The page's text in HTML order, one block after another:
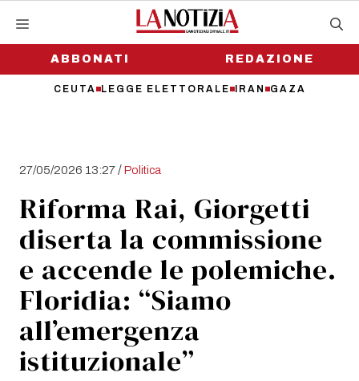
contenutoABBONATI
CEUTA LEGGE ELETTORALE IRAN GAZA
REDAZIONE
27/05/2026 13:27/Politica
Riforma Rai, Giorgetti
diserta la commissione
e accende le polemiche.
Floridia: “Siamo
all’emergenza
istituzionale”